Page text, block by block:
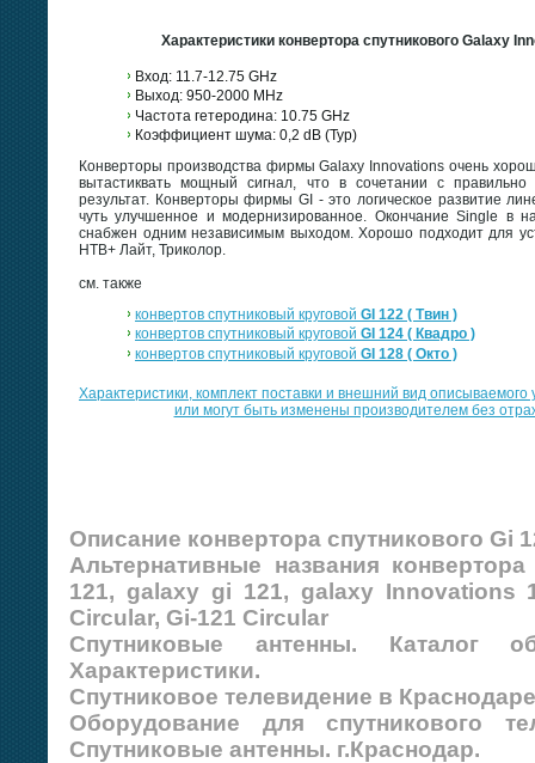
Характеристики конвертора спутникового Galaxy
Вход: 11.7-12.75 GHz
Выход: 950-2000 MHz
Частота гетеродина: 10.75 GHz
Коэффициент шума: 0,2 dB (Typ)
Конверторы производства фирмы Galaxy Innovations очень
вытастиквать мощный сигнал, что в сочетании с
результат. Конверторы фирмы GI - это логическое развитие
чуть улучшенное и модернизированное. Окончание Single в
снабжен одним независимым выходом. Хорошо подходит для
НТВ+ Лайт, Триколор.
см. также
конвертов спутниковый круговой GI 122 ( Твин )
конвертов спутниковый круговой GI 124 ( Квадро )
конвертов спутниковый круговой GI 128 ( Окто )
Xарактеристики, комплект поставки и внешний вид описываемого
или могут быть изменены производителем без
Описание конвертора спутникового Gi
Альтернативные названия
121, galaxy gi 121, galaxy Innovations
Circular, Gi-121 Circular
Спутниковые антенны. Каталог
Характеристики.
Спутниковое телевидение в
Оборудование для спутникового
Спутниковые антенны. г.Краснодар.